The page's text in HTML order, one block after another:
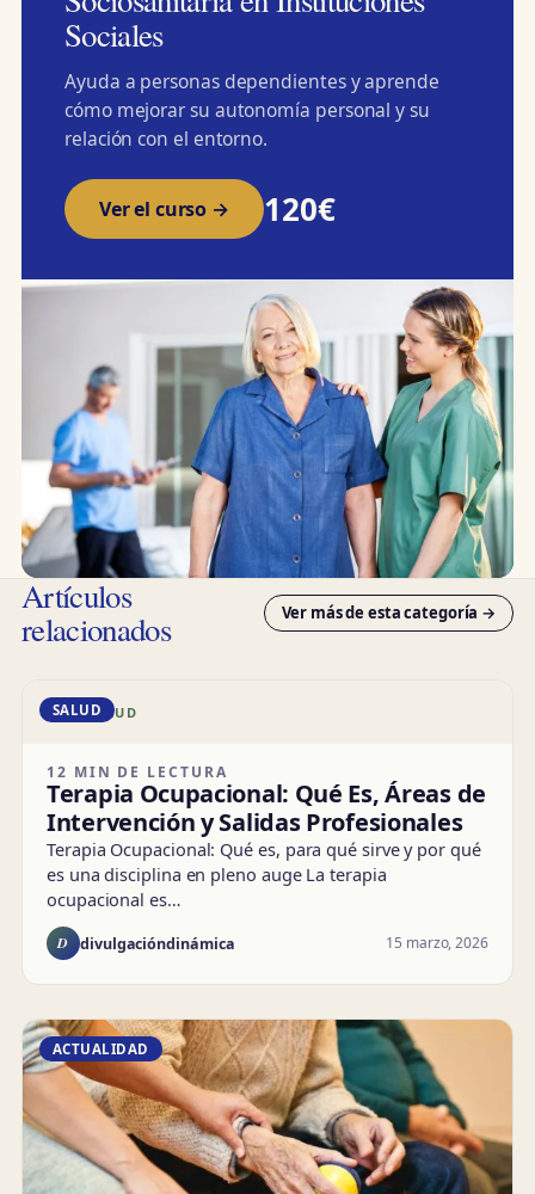
Sociales
Ayuda a personas dependientes y aprende
cómo mejorar su autonomía personal y su
relación con el entorno.
Ver el curso → 120€
Artículos
relacionados Ver más de esta categoría →
DD · SALUD
SALUD
12 MIN DE LECTURA
Terapia Ocupacional: Qué Es, Áreas de
Intervención y Salidas Profesionales
Terapia Ocupacional: Qué es, para qué sirve y por qué
es una disciplina en pleno auge La terapia
ocupacional es…
D divulgacióndinámica 15 marzo, 2026
ACTUALIDAD